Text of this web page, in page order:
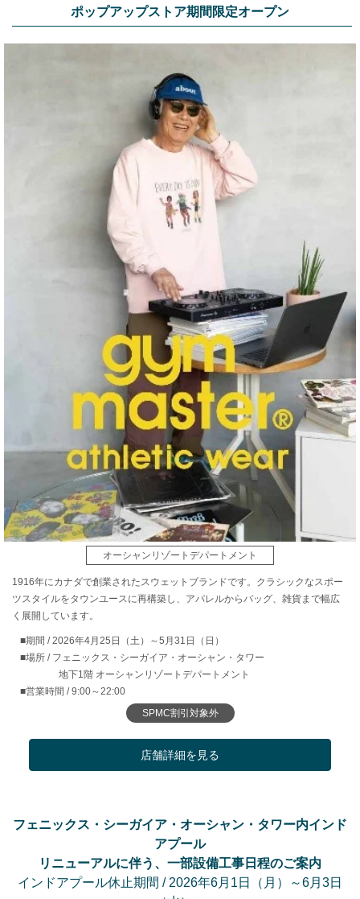
ポップアップストア期間限定オープン
オーシャンリゾートデパートメント
1916年にカナダで創業されたスウェットブランドです。クラシックなスポー
ツスタイルをタウンユースに再構築し、アパレルからバッグ、雑貨まで幅広
く展開しています。
■期間 / 2026年4月25日（土）～5月31日（日）
■場所 / フェニックス・シーガイア・オーシャン・タワー
地下1階 オーシャンリゾートデパートメント
■営業時間 / 9:00～22:00
SPMC割引対象外
店舗詳細を見る
フェニックス・シーガイア・オーシャン・タワー内インド
アプール
リニューアルに伴う、一部設備工事日程のご案内
インドアプール休止期間 / 2026年6月1日（月）～6月3日